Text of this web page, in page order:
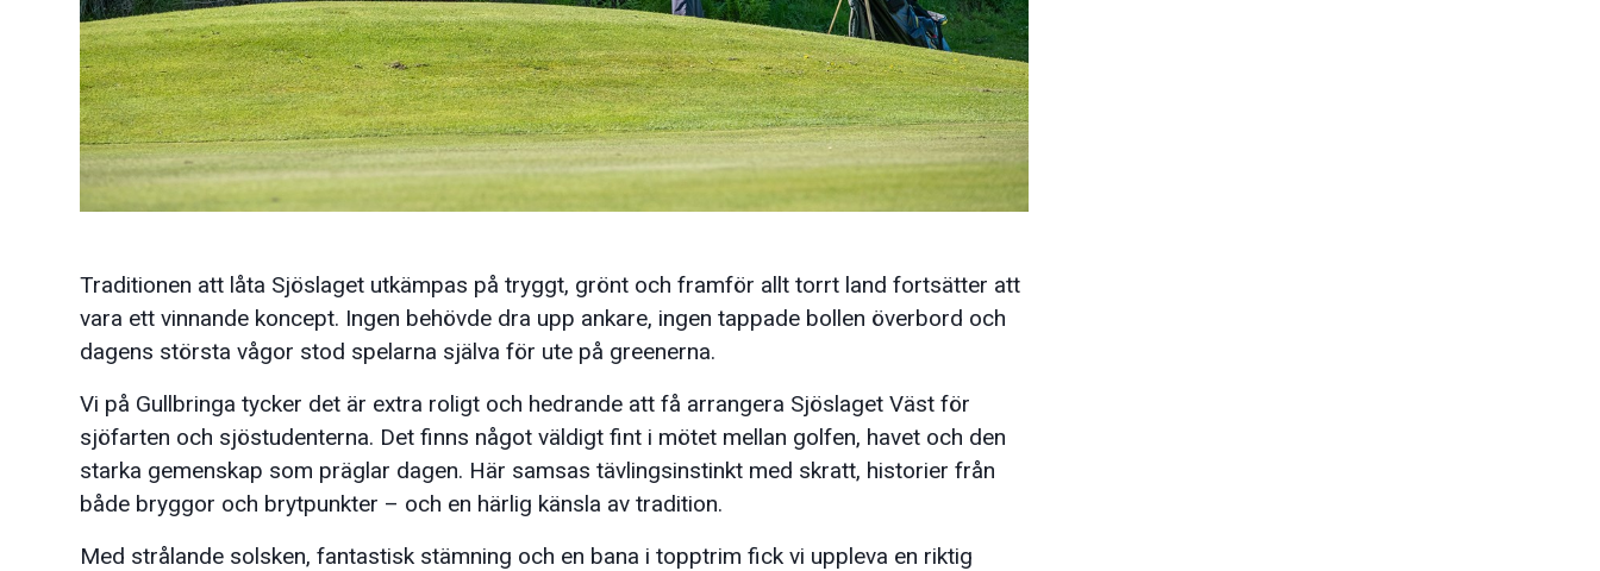
Traditionen att låta Sjöslaget utkämpas på tryggt, grönt och framför allt torrt land fortsätter att
vara ett vinnande koncept. Ingen behövde dra upp ankare, ingen tappade bollen överbord och
dagens största vågor stod spelarna själva för ute på greenerna.
Vi på Gullbringa tycker det är extra roligt och hedrande att få arrangera Sjöslaget Väst för
sjöfarten och sjöstudenterna. Det finns något väldigt fint i mötet mellan golfen, havet och den
starka gemenskap som präglar dagen. Här samsas tävlingsinstinkt med skratt, historier från
både bryggor och brytpunkter – och en härlig känsla av tradition.
Med strålande solsken, fantastisk stämning och en bana i topptrim fick vi uppleva en riktig